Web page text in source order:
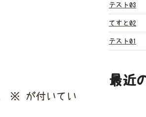
※ が付いてい
テスト03
てすと02
テスト01
最近